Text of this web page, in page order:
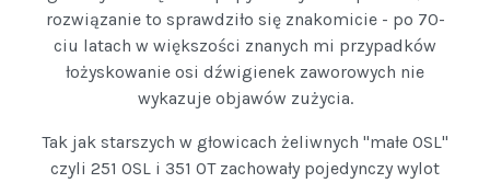
rozwiązanie to sprawdziło się znakomicie - po 70-
ciu latach w większości znanych mi przypadków
łożyskowanie osi dźwigienek zaworowych nie
wykazuje objawów zużycia.
Tak jak starszych w głowicach żeliwnych "małe OSL"
czyli 251 OSL i 351 OT zachowały pojedynczy wylot